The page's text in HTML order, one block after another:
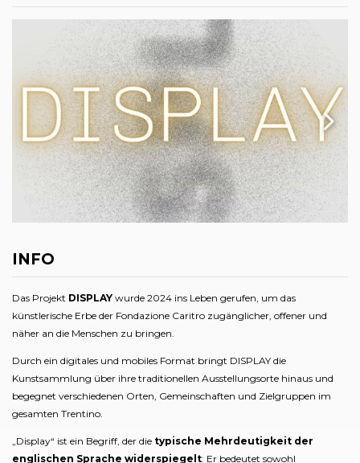
INFO
Das Projekt DISPLAY wurde 2024 ins Leben gerufen, um das
künstlerische Erbe der Fondazione Caritro zugänglicher, offener und
näher an die Menschen zu bringen.
Durch ein digitales und mobiles Format bringt DISPLAY die
Kunstsammlung über ihre traditionellen Ausstellungsorte hinaus und
begegnet verschiedenen Orten, Gemeinschaften und Zielgruppen im
gesamten Trentino.
„Display“ ist ein Begriff, der die typische Mehrdeutigkeit der
englischen Sprache widerspiegelt: Er bedeutet sowohl